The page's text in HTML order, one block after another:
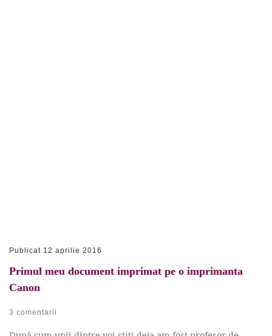
Publicat 12 aprilie 2016
Primul meu document imprimat pe o imprimanta
Canon
3 comentarii